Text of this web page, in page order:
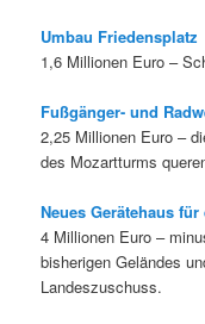
Umbau Friedensplatz
1,6 Millionen Euro –
Fußgänger- und
2,25 Millionen Euro –
des Mozartturms
Neues Gerätehaus
4 Millionen Euro –
bisherigen Geländes
Landeszuschuss.